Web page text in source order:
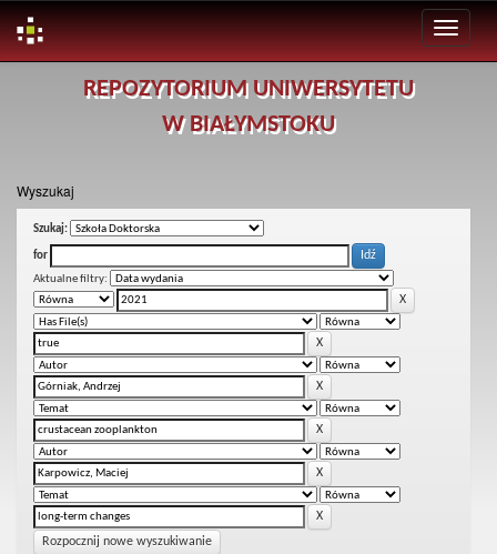
REPOZYTORIUM UNIWERSYTETU
W BIAŁYMSTOKU
Wyszukaj
Szukaj:
for
Aktualne filtry:
Rozpocznij nowe wyszukiwanie